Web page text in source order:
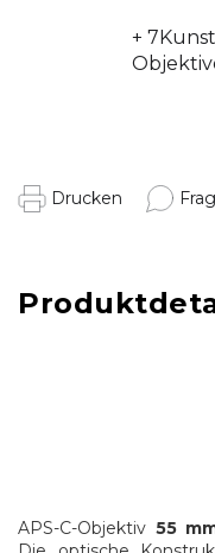
+
Drucken
APS-C-Objektiv 55